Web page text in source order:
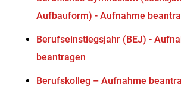
Aufbauform) - Aufnahme
Berufseinstiegsjahr (BEJ) -
beantragen
Berufskolleg – Aufnahme